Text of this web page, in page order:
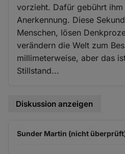
vorzieht. Dafür gebührt ihm
Anerkennung. Diese
Menschen, lösen
verändern die Welt zum
millimeterweise, aber das
Stillstand...
Diskussion anzeigen
Sunder Martin (nicht